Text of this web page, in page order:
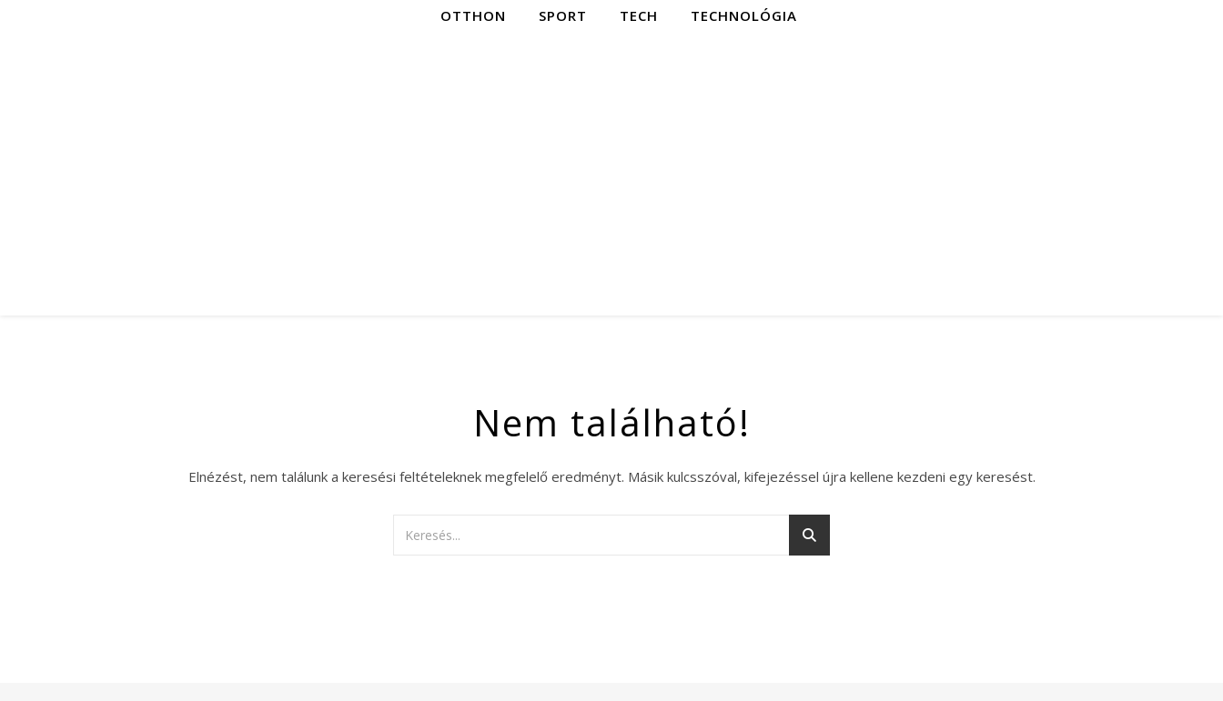
OTTHON SPORT TECH TECHNOLÓGIA
Nem található!
Elnézést, nem találunk a keresési feltételeknek megfelelő eredményt. Másik kulcsszóval, kifejezéssel újra kellene kezdeni egy keresést.